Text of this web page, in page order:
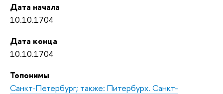
Дата начала
10.10.1704
Дата конца
10.10.1704
Топонимы
Санкт-Петербург; также: Питербурх. Санкт-